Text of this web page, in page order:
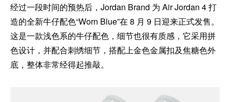
经过一段时间的预热后，Jordan Brand 为 Air Jordan 4 打
造的全新牛仔配色“Worn Blue”在 8 月 9 日迎来正式发售。
这是一款浅色系的牛仔配色，细节也很有质感，它采用拼
色设计，并配合刺绣细节，搭配上金色金属扣及焦糖色外
底，整体非常经得起推敲。